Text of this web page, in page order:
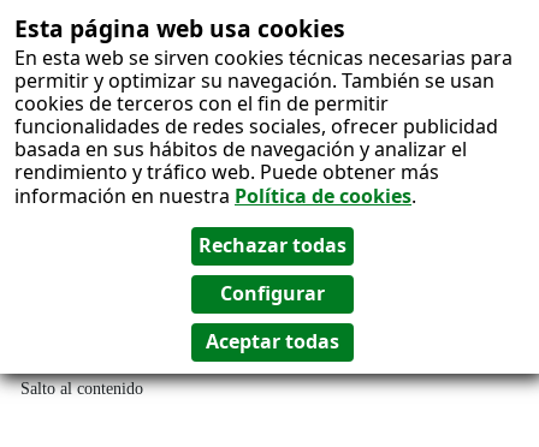
Esta página web usa cookies
En esta web se sirven cookies técnicas necesarias para
permitir y optimizar su navegación. También se usan
cookies de terceros con el fin de permitir
funcionalidades de redes sociales, ofrecer publicidad
basada en sus hábitos de navegación y analizar el
rendimiento y tráfico web. Puede obtener más
información en nuestra Política de cookies.
Salto al contenido